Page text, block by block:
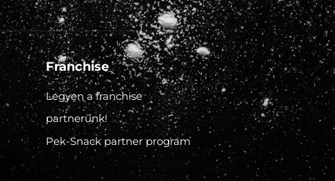
Franchise
Legyen a franchise
partnerünk!
Pek-Snack partner program